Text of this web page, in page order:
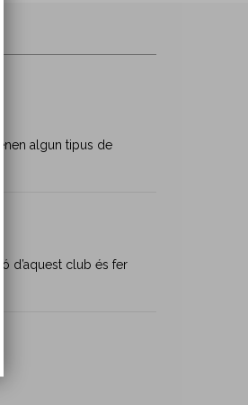
algun tipus de
d’aquest club és fer